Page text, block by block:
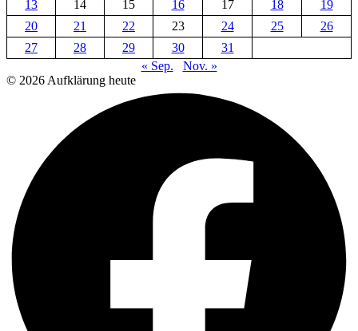
13
14 15 16 17 18
19
20
21 22 23 24 25
26
27
28 29 30
31
« Sep.
Nov. »
© 2026 Aufklärung heute